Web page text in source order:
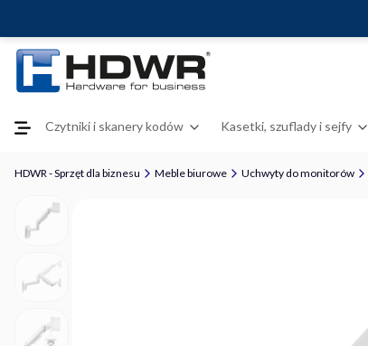
Czytniki i skanery kodów Kasetki, szuflady i sejfy
HDWR - Sprzęt dla biznesu Meble biurowe Uchwyty do monitorów